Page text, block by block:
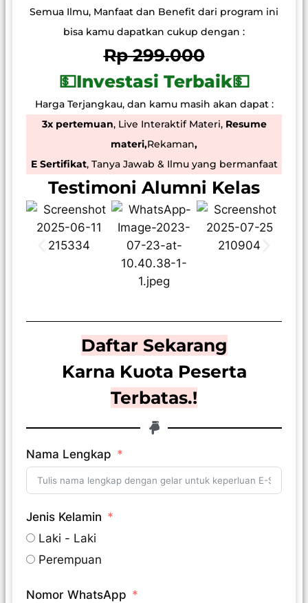
Semua Ilmu, Manfaat dan Benefit dari program ini
bisa kamu dapatkan cukup dengan :
Rp 299.000
💵Investasi Terbaik💵
Harga Terjangkau, dan kamu masih akan dapat :
3x pertemuan, Live Interaktif Materi, Resume
materi,Rekaman,
E Sertifikat, Tanya Jawab & Ilmu yang bermanfaat
Testimoni Alumni Kelas
Daftar Sekarang
Karna Kuota Peserta
Terbatas.!
Nama Lengkap
Jenis Kelamin
Laki - Laki
Perempuan
Nomor WhatsApp